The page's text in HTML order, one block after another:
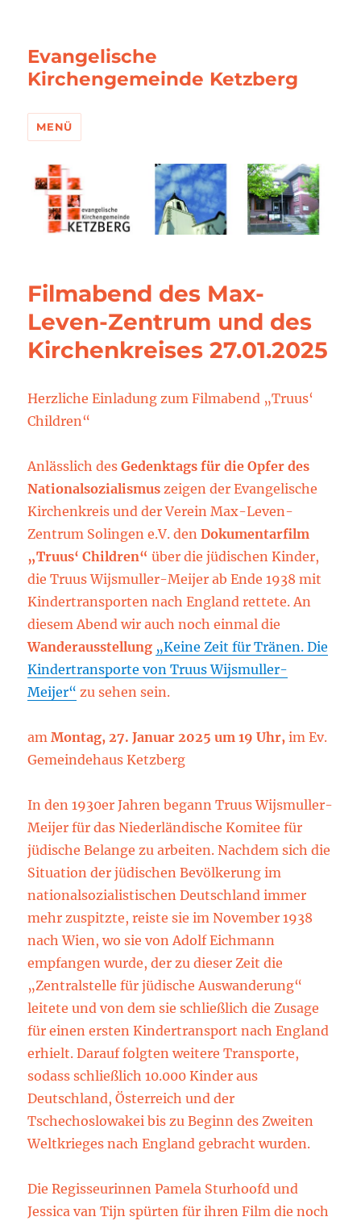
Evangelische
Kirchengemeinde Ketzberg
MENÜ
Filmabend des Max-
Leven-Zentrum und des
Kirchenkreises 27.01.2025
Herzliche Einladung zum Filmabend „Truus‘
Children“
Anlässlich desGedenktags für die Opfer des
Nationalsozialismus zeigen der Evangelische
Kirchenkreis und der Verein Max-Leven-
Zentrum Solingen e.V. denDokumentarfilm
„Truus‘ Children“ über die jüdischen Kinder,
die Truus Wijsmuller-Meijer ab Ende 1938 mit
Kindertransporten nach England rettete. An
diesem Abend wir auch noch einmal die
Wanderausstellung „Keine Zeit für Tränen. Die
Kindertransporte von Truus Wijsmuller-
Meijer“ zu sehen sein.
amMontag, 27. Januar 2025 um 19 Uhr,im Ev.
Gemeindehaus Ketzberg
In den 1930er Jahren begann Truus Wijsmuller-
Meijer für das Niederländische Komitee für
jüdische Belange zu arbeiten. Nachdem sich die
Situation der jüdischen Bevölkerung im
nationalsozialistischen Deutschland immer
mehr zuspitzte, reiste sie im November 1938
nach Wien, wo sie von Adolf Eichmann
empfangen wurde, der zu dieser Zeit die
„Zentralstelle für jüdische Auswanderung“
leitete und von dem sie schließlich die Zusage
für einen ersten Kindertransport nach England
erhielt. Darauf folgten weitere Transporte,
sodass schließlich 10.000 Kinder aus
Deutschland, Österreich und der
Tschechoslowakei bis zu Beginn des Zweiten
Weltkrieges nach England gebracht wurden.
Die Regisseurinnen Pamela Sturhoofd und
Jessica van Tijn spürten für ihren Film die noch